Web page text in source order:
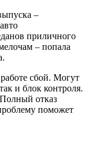
–
авто
приличного
– попала
сбой. Могут
и блок контроля.
отказ
поможет